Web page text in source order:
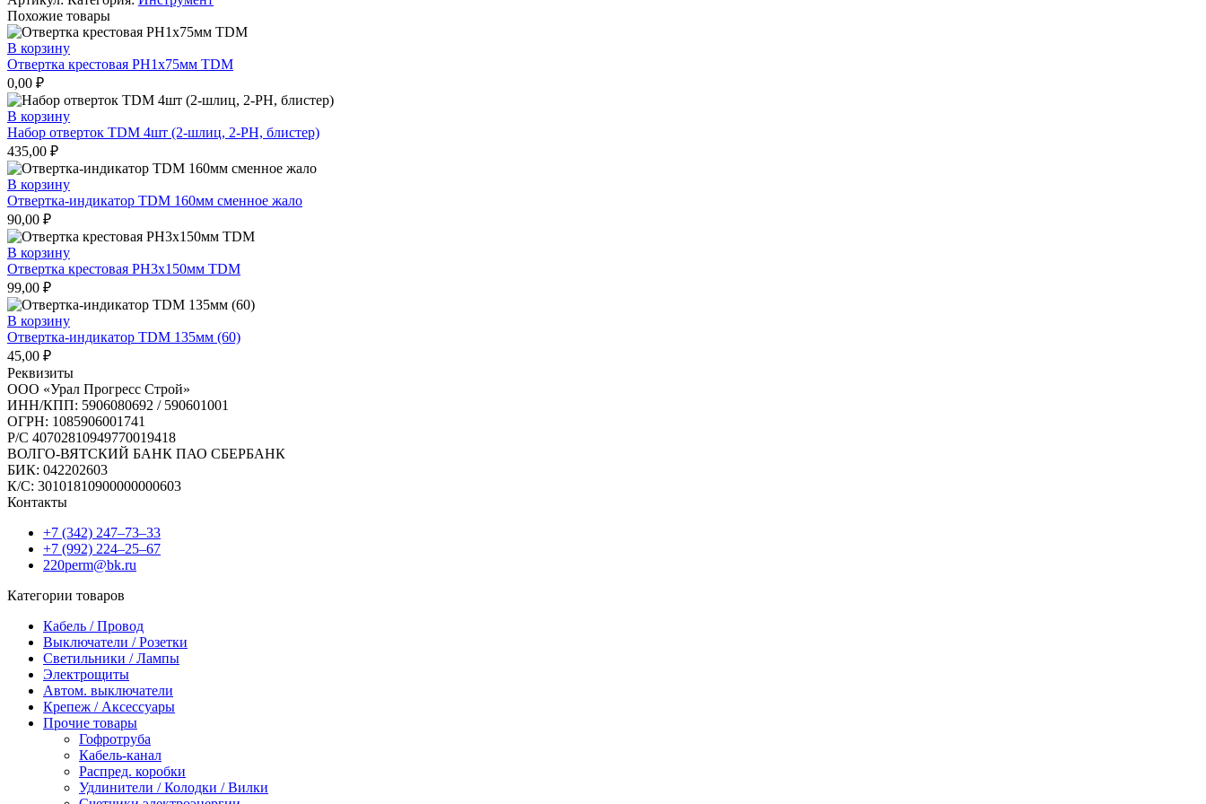
SL5х75мм
TDM
Похожие товары
В корзину
Отвертка крестовая РН1х75мм TDM
0,00 ₽
В корзину
Набор отверток TDM 4шт (2-шлиц, 2-РН, блистер)
435,00 ₽
В корзину
Отвертка-индикатор TDM 160мм сменное жало
90,00 ₽
В корзину
Отвертка крестовая РН3х150мм TDM
99,00 ₽
В корзину
Отвертка-индикатор TDM 135мм (60)
45,00 ₽
Реквизиты
ООО «Урал Прогресс Строй»
ИНН/КПП: 5906080692 / 590601001
ОГРН: 1085906001741
Р/C 40702810949770019418
ВОЛГО-ВЯТСКИЙ БАНК ПАО СБЕРБАНК
БИК: 042202603
К/С: 30101810900000000603
Контакты
+7 (342) 247‒73‒33
+7 (992) 224‒25‒67
220perm@bk.ru
Категории товаров
Кабель / Провод
Выключатели / Розетки
Светильники / Лампы
Электрощиты
Автом. выключатели
Крепеж / Аксессуары
Прочие товары
Гофротруба
Кабель-канал
Распред. коробки
Удлинители / Колодки / Вилки